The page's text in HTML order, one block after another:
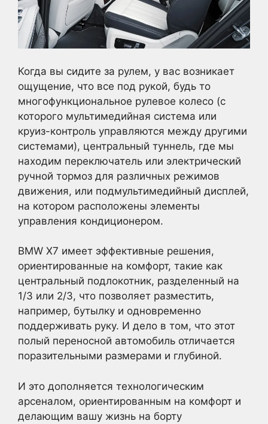
Когда вы сидите за рулем, у вас возникает
ощущение, что все под рукой, будь то
многофункциональное рулевое колесо (с
которого мультимедийная система или
круиз-контроль управляются между другими
системами), центральный туннель, где мы
находим переключатель или электрический
ручной тормоз для различных режимов
движения, или подмультимедийный дисплей,
на котором расположены элементы
управления кондиционером.
BMW X7 имеет эффективные решения,
ориентированные на комфорт, такие как
центральный подлокотник, разделенный на
1/3 или 2/3, что позволяет разместить,
например, бутылку и одновременно
поддерживать руку. И дело в том, что этот
полый переносной автомобиль отличается
поразительными размерами и глубиной.
И это дополняется технологическим
арсеналом, ориентированным на комфорт и
делающим вашу жизнь на борту